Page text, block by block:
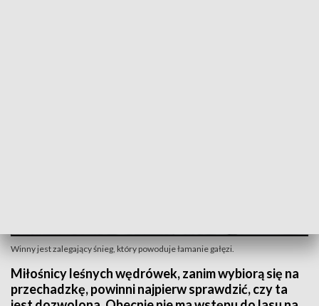
Winny jest zalegający śnieg, który powoduje łamanie gałęzi.
Miłośnicy leśnych wędrówek, zanim wybiorą się na
przechadzkę, powinni najpierw sprawdzić, czy ta